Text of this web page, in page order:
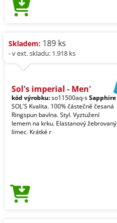
Skladem: 189 ks
- v ext. skladu: 1.918 ks
Sol's imperial - Men'
kód výrobku:so11500aq-sSapphire
SOL'S Kvalita. 100% částečně česaná
Ringspun bavlna. Styl. Vyztužení
lemem na krku. Elastanový žebrovaný
límec. Krátké r